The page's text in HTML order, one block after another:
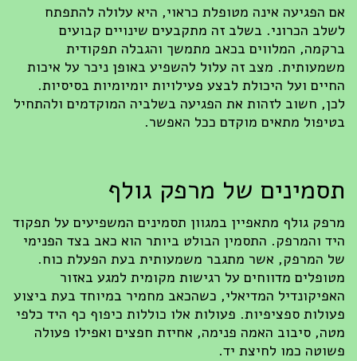
אם הפגיעה אינה מטופלת כראוי, היא עלולה להתפתח
לשלב הכרוני. בשלב זה מתקבעים שינויים קבועים
ברקמה, המלווים בכאב מתמשך והגבלה תפקודית
משמעותית. מצב זה עלול להשפיע באופן ניכר על איכות
החיים ועל היכולת לבצע פעילויות יומיומיות בסיסיות.
לכן, חשוב לזהות את הפגיעה בשלביה המוקדמים ולהתחיל
בטיפול מתאים מוקדם ככל האפשר.
תסמינים של מרפק גולף
מרפק גולף מתאפיין במגוון תסמינים המשפיעים על תפקוד
היד והמרפק. התסמין הבולט ביותר הוא כאב בצד הפנימי
של המרפק, אשר מתגבר משמעותית בעת הפעלת כוח.
מטופלים מדווחים על רגישות מקומית למגע באזור
האפיקונדיל המדיאלי, כשהכאב מחמיר במיוחד בעת ביצוע
פעולות ספציפיות. פעולות אלו כוללות כיפוף כף היד כלפי
מטה, סיבוב האמה פנימה, אחיזת חפצים ואפילו פעולה
פשוטה כמו לחיצת יד.